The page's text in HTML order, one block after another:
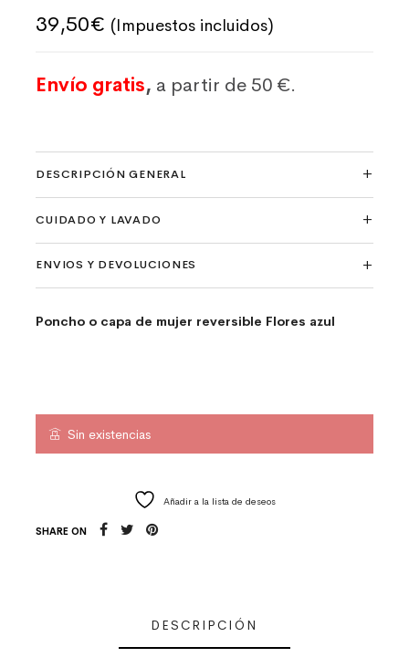
39,50€ (Impuestos incluidos)
Poncho o capa de mujer reversible Flores azul
Envío gratis, a partir de 50 €.
Sin existencias
Añadir a la lista de deseos
DESCRIPCIÓN GENERAL
CUIDADO Y LAVADO
ENVIOS Y DEVOLUCIONES
SHARE ON
DESCRIPCIÓN